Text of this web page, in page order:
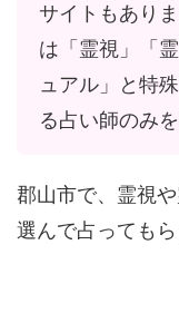
サイトもあり
は「霊視」「
ュアル」と特
る占い師のみ
郡山市で、霊視
選んで占っても